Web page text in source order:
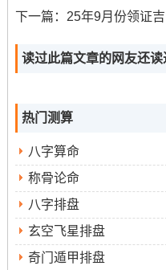
当日所宜的吉时行动~方
风水布局跟方位宜忌
岁方位位于东南，岁破方
忌在此方动土、凿井或摆
许，也应避免从岁破方起始
说句心里话，月三煞位在
出行车辆停放、临时休憩
至于紫白飞星布局；九紫
营造愉快氛围;出行前可在
下一篇： 25年9月份领证吉
读过此篇文章的网友还读
热门测算
八字算命
称骨论命
八字排盘
玄空飞星排盘
奇门遁甲排盘